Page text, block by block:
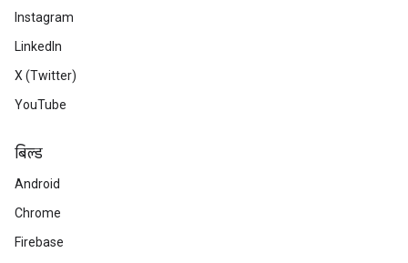
Instagram
LinkedIn
X (Twitter)
YouTube
बिल्ड
Android
Chrome
Firebase